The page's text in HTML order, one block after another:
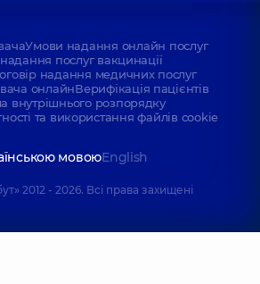
Умови надання онлайн послуг
послуг вакцинації
надання медичних послуг
онлайнВерифікація пацієнтів
внутрішнього розпорядку
та використання файлів cookie
мовоюEnglish
2012 - 2026. Всі права захищені